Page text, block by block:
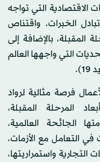
الاقتصادية التي تواجه
الخبرات، واقتناص
المقبلة، بالإضافة إلى
التي واجهها العالم
فرصة مثالية لرواد
المرحلة المقبلة،
الجائحة العالمية،
التعامل مع الأزمات،
واستمراريتها،